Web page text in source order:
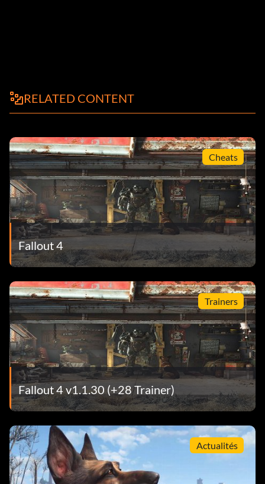
RELATED CONTENT
Cheats
Fallout 4
Trainers
Fallout 4 v1.1.30 (+28 Trainer)
Actualités